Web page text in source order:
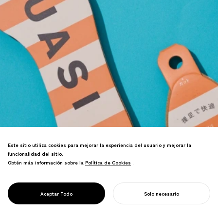
PROJECT
SUASI
Imagen de marca para una nueva
ambientalmente consciente que
mismo, reduciendo el peso en más del
Este sitio utiliza cookies para mejorar la experiencia del usuario y mejorar la
funcionalidad del sitio.
Obtén más información sobre la Política de Cookies
Política de Cookies .
Aceptar Todo Solo necesario